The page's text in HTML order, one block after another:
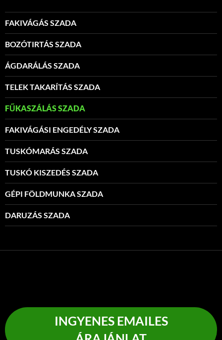
FAKIVÁGÁS SZADA
BOZÓTIRTÁS SZADA
ÁGDARÁLÁS SZADA
TELEK TAKARÍTÁS SZADA
FŰKASZÁLÁS SZADA
FAKIVÁGÁSI ENGEDÉLY SZADA
TUSKÓMARÁS SZADA
TUSKÓ KISZEDÉS SZADA
GÉPI FÖLDMUNKA SZADA
DARUZÁS SZADA
INGYENES EMAILES